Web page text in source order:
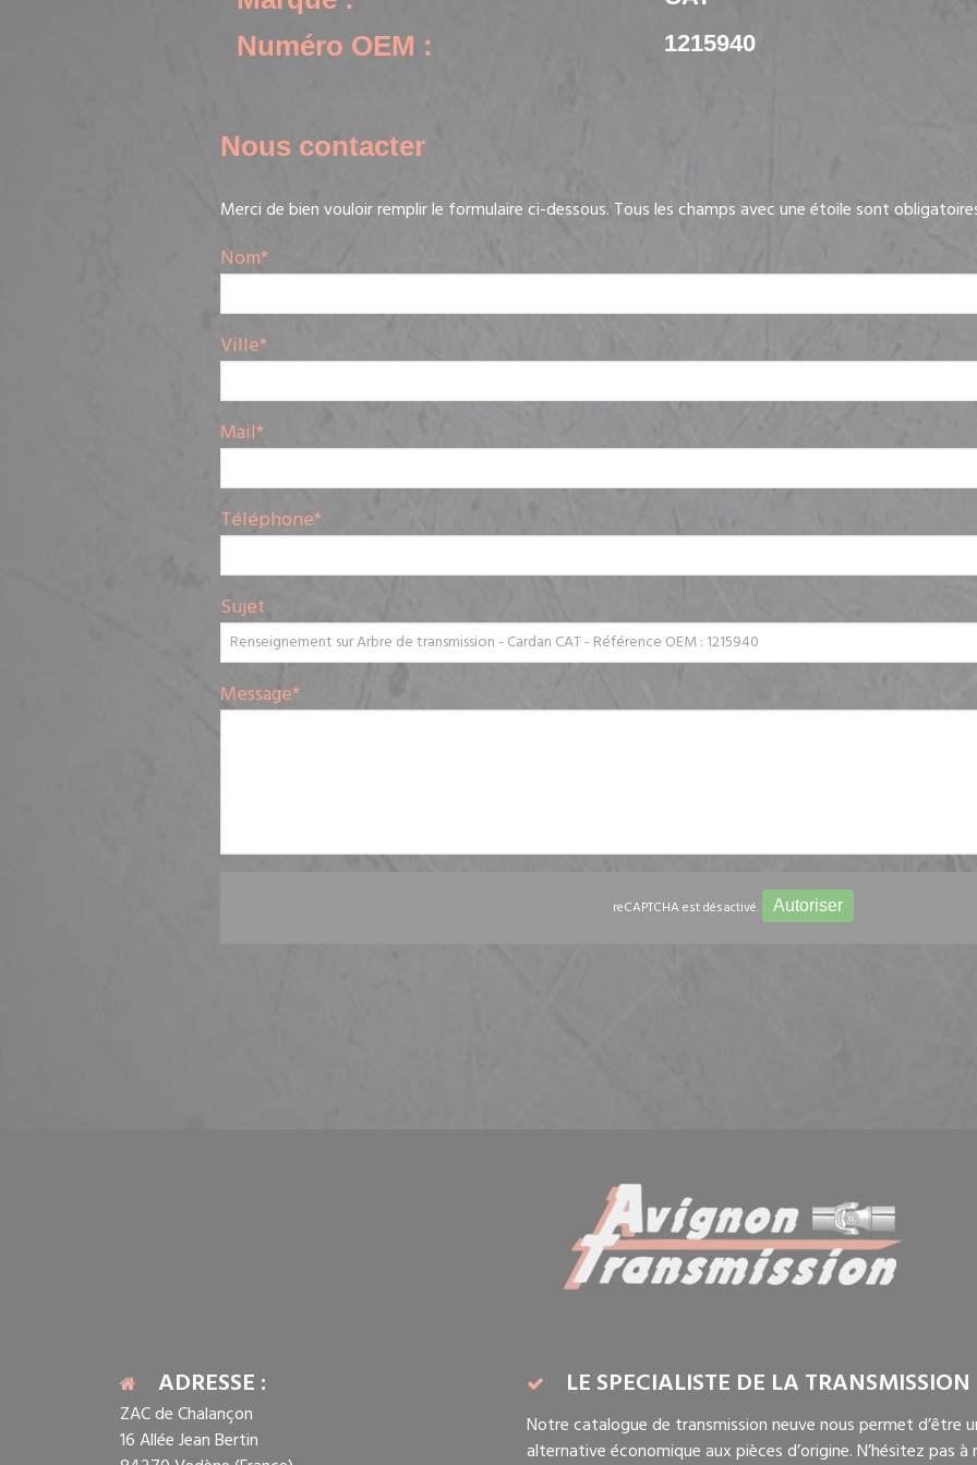
Numéro OEM : 1215940
Nous contacter
Merci de bien vouloir remplir le formulaire ci-dessous. Tous les champs avec une étoile sont
Nom*
Ville*
Mail*
Téléphone*
Sujet
Message*
reCAPTCHA est désactivé. Autoriser
ADRESSE :
ZAC de Chalançon
16 Allée Jean Bertin
LE SPECIALISTE DE LA TRANSMISSION
Notre catalogue de transmission neuve nous permet d’être
alternative économique aux pièces d’origine. N’hésitez pas à